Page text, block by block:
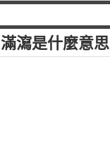
滿瀉是什麼意思